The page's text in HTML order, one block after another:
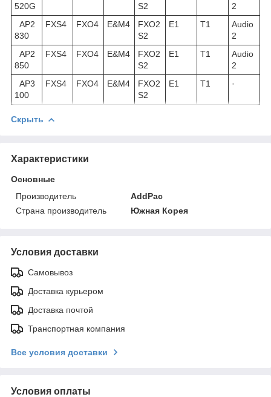
520G
S2
2
AP2
830
FXS4 FXO4 E&M4
FXO2
S2
E1 T1
Audio
2
AP2
850
FXS4 FXO4 E&M4
FXO2
S2
E1 T1
Audio
2
AP3
100
FXS4 FXO4 E&M4
FXO2
S2
E1 T1 ·
Скрыть
Характеристики
Основные
Производитель
AddPac
Страна производитель
Южная Корея
Условия доставки
Самовывоз
Доставка курьером
Доставка почтой
Транспортная компания
Все условия доставки
Условия оплаты